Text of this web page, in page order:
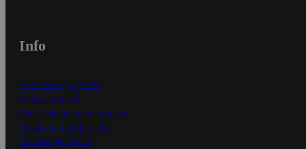
Info
S-Business yrityksille
Oiva-raportit
Osuuskauppojen yhteystiedot
Tilaus- ja toimitusehdot
Tietosuojakäytäntö